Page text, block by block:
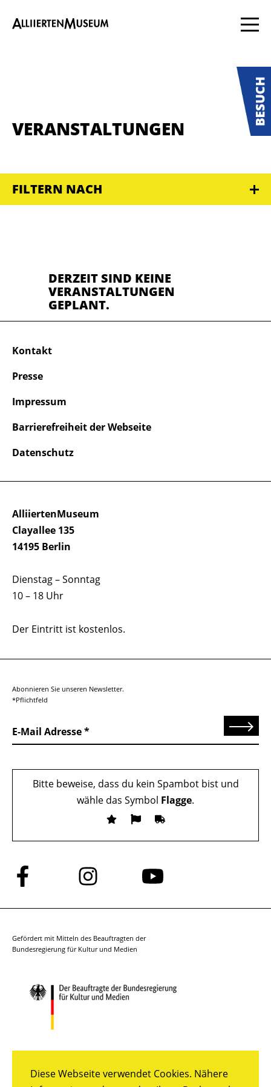
Diese Webseite verwendet Cookies. Nähere
VERANSTALTUNGEN
FILTERN NACH
DERZEIT SIND KEINE
VERANSTALTUNGEN
GEPLANT.
AlliiertenMuseum
Clayallee 135
14195 Berlin
Dienstag – Sonntag
10 – 18 Uhr
Der Eintritt ist kostenlos.
Kontakt
Presse
Impressum
Barrierefreiheit der Webseite
Datenschutz
Abonnieren Sie unseren Newsletter.
*Pflichtfeld
E-Mail Adresse Senden
Bitte beweise, dass du kein Spambot bist und
wähle das Symbol Flagge.
Folge
uns
auf
Folge
uns
auf
Folge
auf
Gefördert mit Mitteln des Beauftragten der
Bundesregierung für Kultur und Medien